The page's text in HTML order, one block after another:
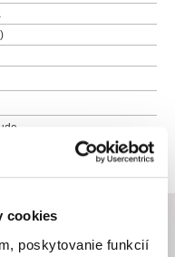
cookies
poskytovanie funkcií
)